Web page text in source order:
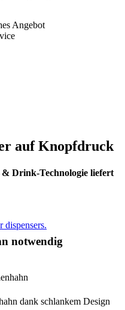
dispensers.
Angebot
auf Knopfdruck
Drink-Technologie liefert
notwendig
dank schlankem Design